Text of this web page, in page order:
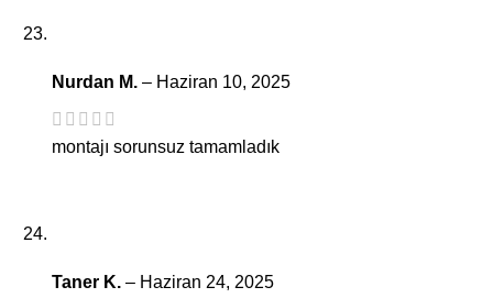
Nurdan M. – Haziran 10, 2025
montajı sorunsuz tamamladık
Taner K. – Haziran 24, 2025